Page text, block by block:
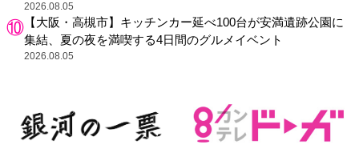
示も
2026.08.05
【大阪・高槻市】キッチンカー延べ100台が安満遺跡公園に
集結、夏の夜を満喫する4日間のグルメイベント
2026.08.05